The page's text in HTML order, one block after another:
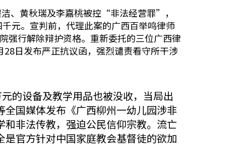
、黄秋瑞及李嘉桃被控“非法经营罪”，
元。宣判前，代理此案的广西百举鸣律师
强行解除辩护资格。重新委托的三位广西律
日发布严正抗议函，强烈谴责看守所干涉
的设备及教学用品也被没收，当局出
国媒体发布《广西柳州一幼儿园涉非
非法传教，强迫公民信仰宗教。流亡
官方针对中国家庭教会基督徒的欲加